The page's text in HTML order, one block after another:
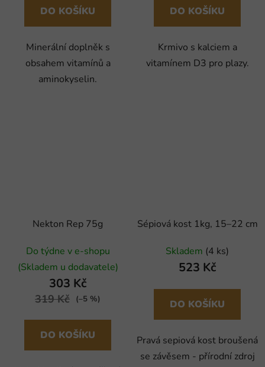
DO KOŠÍKU
Minerální doplněk s
obsahem vitamínů a
aminokyselin.
DO KOŠÍKU
Krmivo s kalciem a
vitamínem D3 pro plazy.
Nekton Rep 75g
Do týdne v e-shopu
(Skladem u dodavatele)
303 Kč
319 Kč (–5 %)
DO KOŠÍKU
Sépiová kost 1kg, 15–22 cm
Skladem (4 ks)
523 Kč
DO KOŠÍKU
Pravá sepiová kost broušená
se závěsem - přírodní zdroj